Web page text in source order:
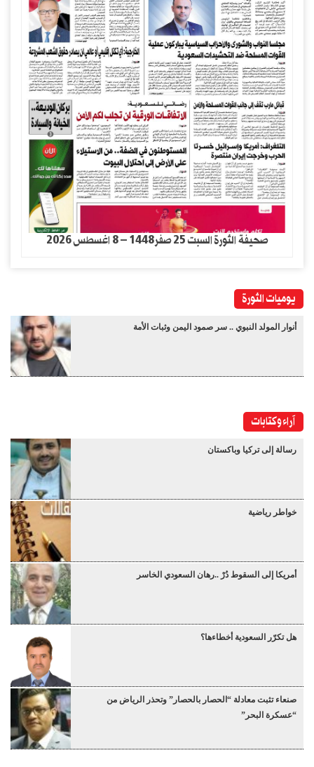
صحيفة الثورة السبت 25 صفر1448 – 8 اغسطس 2026
يوميات الثورة
أنوار المولد النبوي .. سر صمود اليمن وثبات الأمة
آراء وكتابات
رسالة إلى تركيا وباكستان
خواطر رياضية
أمريكا إلى السقوط دُرْ ..رهان السعودي الخاسر
هل تكرّر السعودية أخطاءها؟
صنعاء تثبت معادلة “الحصار بالحصار” وتحذر الرياض من
“عسكرة البحر”